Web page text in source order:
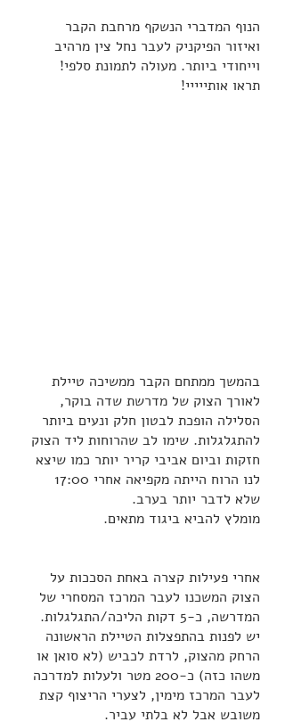
הנוף המדברי הנשקף מרחבת הקבר
ואיזור הפיקניק לעבר נחל צין מרהיב
וייחודי ביותר. מעולה לתמונת סלפי!
תראו אותייייי!
בהמשך ממתחם הקבר ממשיכה טיילת
לאורך הצוק של מדרשת שדה בוקר,
הסלילה הופכת לבטון חלק ונעים ביותר
להתגלגלות. שימו לב שהרוחות ליד הצוק
חזקות וביום אביבי קריר יותר כמו שיצא
שלא לדבר יותר בערב.
מומלץ להביא ביגוד מתאים.
אחרי פעילות קצרה באחת הסככות על
הצוק המשכנו לעבר המרכז המסחרי של
המדרשה, כ-5 דקות הליכה/התגלגלות.
יש לפנות בהתפצלות הטיילת הראשונה
הרחק מהצוק, לרדת לכביש (לא סואן או
משהו כזה) כ-200 מטר ולעלות למדרכה
לעבר המרכז מימין, לצערי הריצוף קצת
משובש אבל לא בלתי עביר.